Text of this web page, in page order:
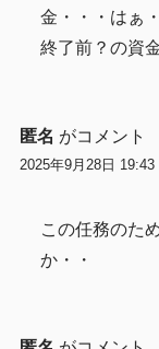
金・・・はぁ
終了前？の資
匿名 がコメント
2025年9月28日 19:43
この任務のた
か・・